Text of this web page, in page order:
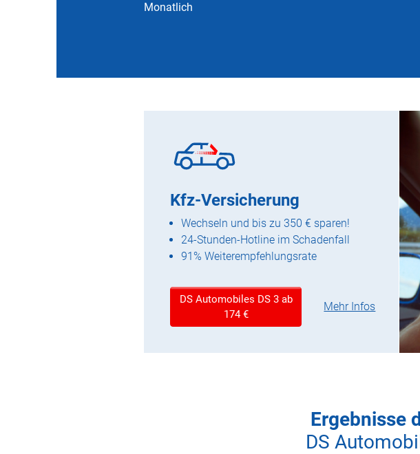
Monatlich
Kfz-Versicherung
Wechseln und bis zu 350 € sparen!
24-Stunden-Hotline im Schadenfall
91% Weiterempfehlungsrate
DS Automobiles DS 3 ab
174 €
Mehr Infos
Ergebnisse
DS